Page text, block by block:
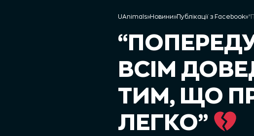
UAnimals»Новини»Публікації з Facebook»
ВСІМ
ТИМ, ЩО
ЛЕГКО”